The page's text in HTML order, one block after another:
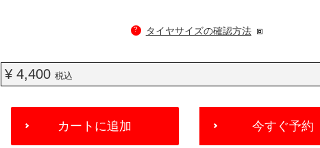
? タイヤサイズの確認方法
¥ 4,400税込
ADD
CART
カートに追加 今すぐ予約